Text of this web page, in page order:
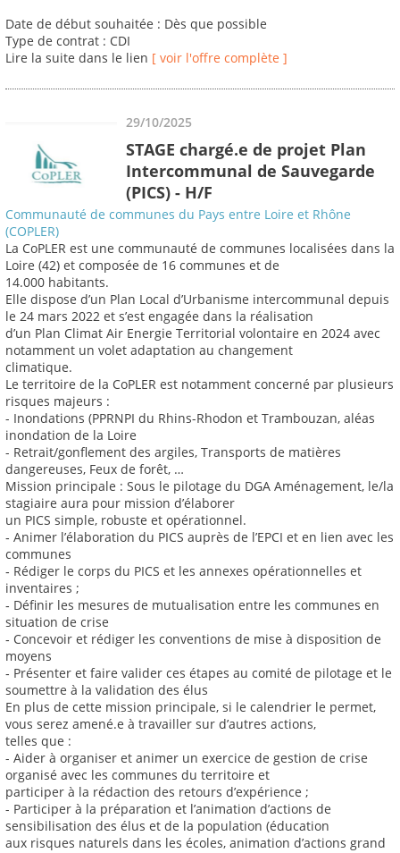
Date de début souhaitée : Dès que possible
Type de contrat : CDI
Lire la suite dans le lien [ voir l'offre complète ]
29/10/2025
STAGE chargé.e de projet Plan
Intercommunal de Sauvegarde
(PICS) - H/F
Communauté de communes du Pays entre Loire et Rhône
(COPLER)
La CoPLER est une communauté de communes localisées dans la
Loire (42) et composée de 16 communes et de
14.000 habitants.
Elle dispose d’un Plan Local d’Urbanisme intercommunal depuis
le 24 mars 2022 et s’est engagée dans la réalisation
d’un Plan Climat Air Energie Territorial volontaire en 2024 avec
notamment un volet adaptation au changement
climatique.
Le territoire de la CoPLER est notamment concerné par plusieurs
risques majeurs :
- Inondations (PPRNPI du Rhins-Rhodon et Trambouzan, aléas
inondation de la Loire
- Retrait/gonflement des argiles, Transports de matières
dangereuses, Feux de forêt, …
Mission principale : Sous le pilotage du DGA Aménagement, le/la
stagiaire aura pour mission d’élaborer
un PICS simple, robuste et opérationnel.
‐ Animer l’élaboration du PICS auprès de l’EPCI et en lien avec les
communes
‐ Rédiger le corps du PICS et les annexes opérationnelles et
inventaires ;
‐ Définir les mesures de mutualisation entre les communes en
situation de crise
‐ Concevoir et rédiger les conventions de mise à disposition de
moyens
‐ Présenter et faire valider ces étapes au comité de pilotage et le
soumettre à la validation des élus
En plus de cette mission principale, si le calendrier le permet,
vous serez amené.e à travailler sur d’autres actions,
telles que :
- Aider à organiser et animer un exercice de gestion de crise
organisé avec les communes du territoire et
participer à la rédaction des retours d’expérience ;
- Participer à la préparation et l’animation d’actions de
sensibilisation des élus et de la population (éducation
aux risques naturels dans les écoles, animation d’actions grand